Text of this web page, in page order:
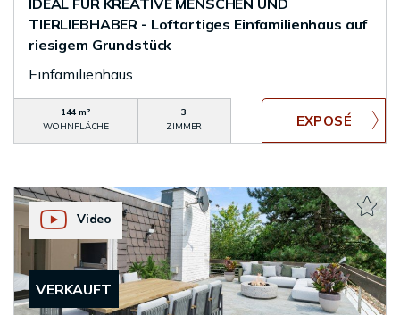
IDEAL FÜR KREATIVE MENSCHEN UND
TIERLIEBHABER - Loftartiges Einfamilienhaus auf
riesigem Grundstück
Einfamilienhaus
144 m²
WOHNFLÄCHE
3
ZIMMER
VERKAUFT
Video